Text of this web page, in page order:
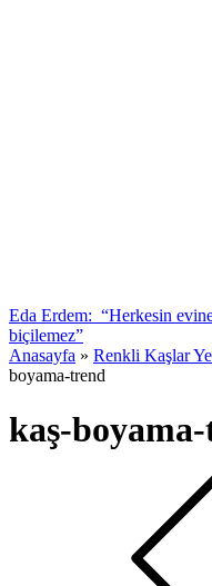
Eda Erdem: “Herkesin
biçilemez”
Anasayfa » Renkli Kaşlar
boyama-trend
kaş-